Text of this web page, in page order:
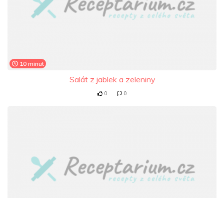
10 minut
Salát z jablek a zeleniny
0 0